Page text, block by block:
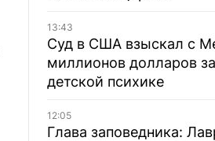
13:43
Суд в США взыскал с
миллионов долларов
детской психике
12:05
Глава заповедника: